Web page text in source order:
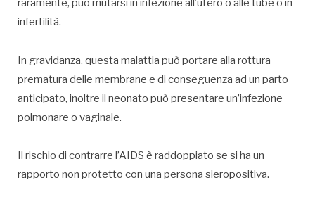
raramente, può mutarsi in infezione all’utero o alle tube o in
infertilità.
In gravidanza, questa malattia può portare alla rottura
prematura delle membrane e di conseguenza ad un parto
anticipato, inoltre il neonato può presentare un’infezione
polmonare o vaginale.
Il rischio di contrarre l’AIDS è raddoppiato se si ha un
rapporto non protetto con una persona sieropositiva.